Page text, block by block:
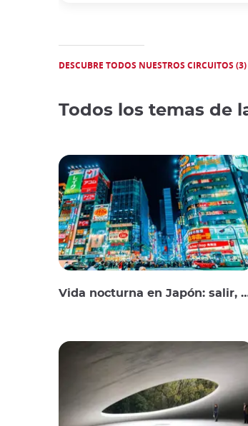
DESCUBRE TODOS NUESTROS CIRCUITOS (3)
Todos los temas de
Vida nocturna en Japón: salir, ver y beber